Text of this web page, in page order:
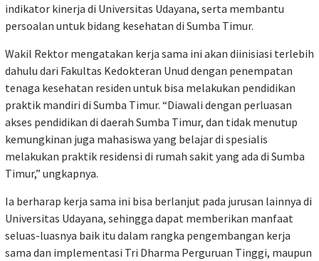
indikator kinerja di Universitas Udayana, serta membantu
persoalan untuk bidang kesehatan di Sumba Timur.
Wakil Rektor mengatakan kerja sama ini akan diinisiasi terlebih
dahulu dari Fakultas Kedokteran Unud dengan penempatan
tenaga kesehatan residen untuk bisa melakukan pendidikan
praktik mandiri di Sumba Timur. “Diawali dengan perluasan
akses pendidikan di daerah Sumba Timur, dan tidak menutup
kemungkinan juga mahasiswa yang belajar di spesialis
melakukan praktik residensi di rumah sakit yang ada di Sumba
Timur,” ungkapnya.
Ia berharap kerja sama ini bisa berlanjut pada jurusan lainnya di
Universitas Udayana, sehingga dapat memberikan manfaat
seluas-luasnya baik itu dalam rangka pengembangan kerja
sama dan implementasi Tri Dharma Perguruan Tinggi, maupun